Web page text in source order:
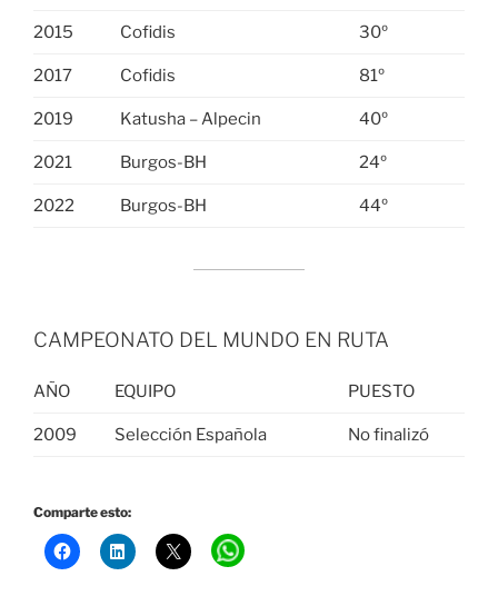
2015 Cofidis 30º
2017 Cofidis 81º
2019 Katusha – Alpecin 40º
2021 Burgos-BH 24º
2022 Burgos-BH 44º
CAMPEONATO DEL MUNDO EN RUTA
AÑO EQUIPO PUESTO
2009 Selección Española No finalizó
Comparte esto: